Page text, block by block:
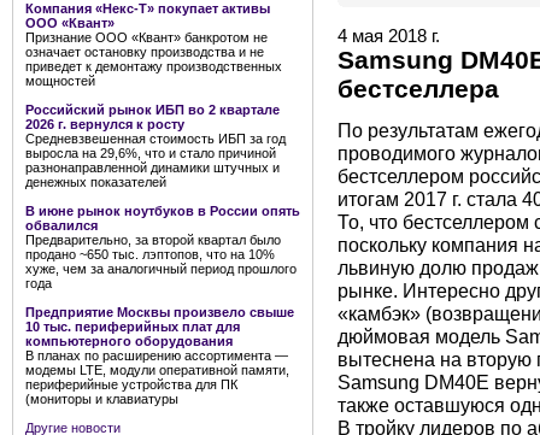
Компания «Некс-Т» покупает активы
ООО «Квант»
Признание ООО «Квант» банкротом не
означает остановку производства и не
приведет к демонтажу производственных
мощностей
Российский рынок ИБП во 2 квартале
2026 г. вернулся к росту
Средневзвешенная стоимость ИБП за год
выросла на 29,6%, что и стало причиной
разнонаправленной динамики штучных и
денежных показателей
В июне рынок ноутбуков в России опять
обвалился
Предварительно, за второй квартал было
продано ~650 тыс. лэптопов, что на 10%
хуже, чем за аналогичный период прошлого
года
Предприятие Москвы произвело свыше
10 тыс. периферийных плат для
компьютерного оборудования
В планах по расширению ассортимента —
модемы LTE, модули оперативной памяти,
периферийные устройства для ПК
(мониторы и клавиатуры
Другие новости
4 мая 2018 г.
Samsung
бестселлера
По результатам
проводимого
бестселлером
итогам 2017 г. стала
То, что бестселлером
поскольку компания
львиную долю
рынке. Интересно
«камбэк»
дюймовая модель
вытеснена на вторую
Samsung DM40E
также оставшуюся
В тройку лидеров по